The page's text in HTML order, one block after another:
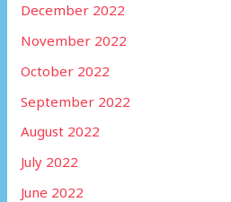
December 2022
November 2022
October 2022
September 2022
August 2022
July 2022
June 2022